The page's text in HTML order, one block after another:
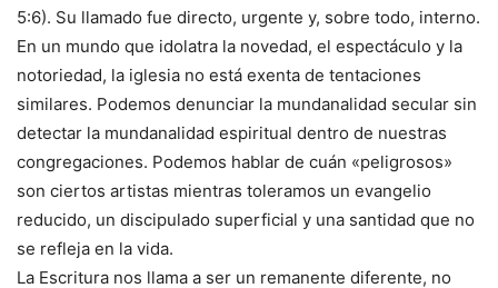
5:6). Su llamado fue directo, urgente y, sobre todo, interno.
En un mundo que idolatra la novedad, el espectáculo y la
notoriedad, la iglesia no está exenta de tentaciones
similares. Podemos denunciar la mundanalidad secular sin
detectar la mundanalidad espiritual dentro de nuestras
congregaciones. Podemos hablar de cuán «peligrosos»
son ciertos artistas mientras toleramos un evangelio
reducido, un discipulado superficial y una santidad que no
se refleja en la vida.
La Escritura nos llama a ser un remanente diferente, no